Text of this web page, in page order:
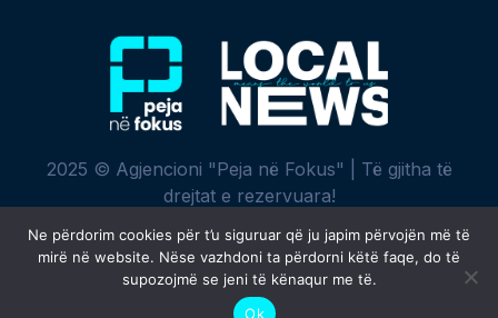
2025 © Agjencioni "Peja në Fokus" | Të gjitha të
drejtat e rezervuara!
Krijuar me ♥ nga
Ne përdorim cookies për t’u siguruar që ju japim përvojën më të
mirë në website. Nëse vazhdoni ta përdorni këtë faqe, do të
supozojmë se jeni të kënaqur me të.
Ok